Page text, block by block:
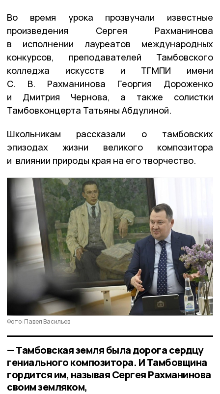
Во время урока прозвучали известные
произведения Сергея Рахманинова
в исполнении лауреатов международных
конкурсов, преподавателей Тамбовского
колледжа искусств и ТГМПИ имени
С. В. Рахманинова Георгия Дороженко
и Дмитрия Чернова, а также солистки
Тамбовконцерта Татьяны Абдулиной.
Школьникам рассказали о тамбовских
эпизодах жизни великого композитора
и влиянии природы края на его творчество.
Фото: Павел Васильев
— Тамбовская земля была дорога сердцу
гениального композитора. И Тамбовщина
гордится им, называя Сергея Рахманинова
своим земляком,